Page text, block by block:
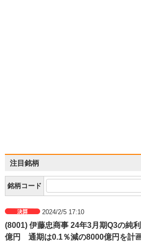
注目銘柄
銘柄コード
2024/2/5 17:10
(8001) 伊藤忠商事 24年3月期Q3の純
億円 通期は0.1％減の8000億円を計